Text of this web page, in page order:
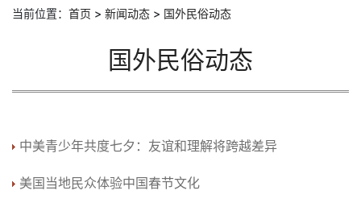
当前位置： 首页 > 新闻动态 > 国外民俗动态
国外民俗动态
中美青少年共度七夕：友谊和理解将跨越差异
美国当地民众体验中国春节文化